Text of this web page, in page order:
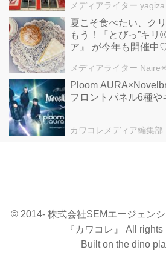
メディアライター yagiza
夏こそ食べたい、ク
もう！『とびっ”キリ
ア』 が今年も開催中
メディアライター Naire✴︎
Ploom
フロントパネル6種や
カワコレメディア編集部
© 2014- 株式会社SEMエージェン
『カワコレ』 All
Built on the dino